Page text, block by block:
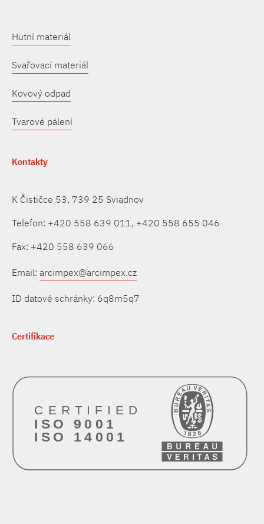
Hutní materiál
Svařovací materiál
Kovový odpad
Tvarové pálení
Kontakty
K Čističce 53, 739 25 Sviadnov
Telefon: +420 558 639 011, +420 558 655 046
Fax: +420 558 639 066
Email: arcimpex@arcimpex.cz
ID datové schránky: 6q8m5q7
Certifikace